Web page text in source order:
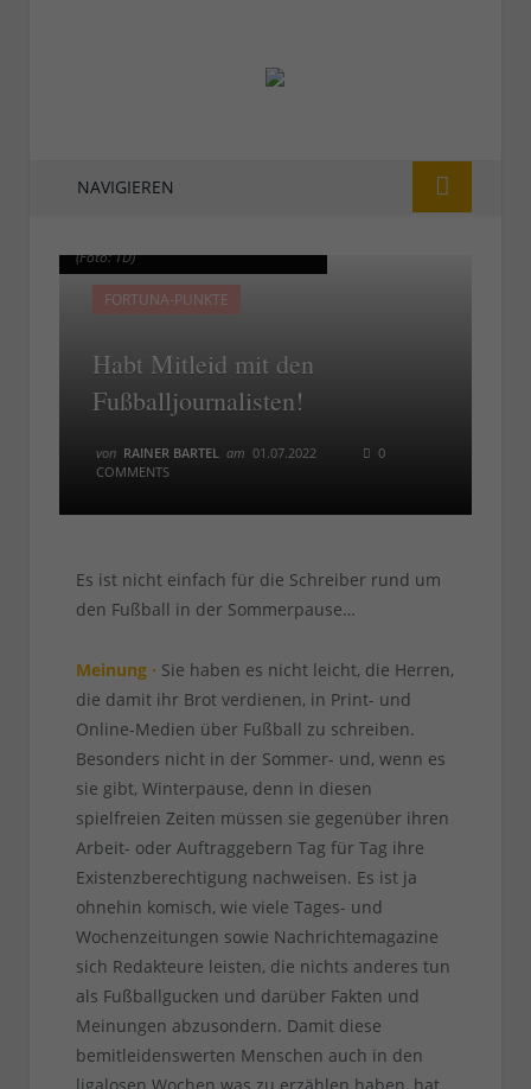
NAVIGIEREN
(Foto: TD)
FORTUNA-PUNKTE
Habt Mitleid mit den
Fußballjournalisten!
von RAINER BARTEL am 01.07.2022
0
COMMENTS
(Foto: TD)
Es ist nicht einfach für die Schreiber rund um
den Fußball in der Sommerpause…
Meinung · Sie haben es nicht leicht, die Herren,
die damit ihr Brot verdienen, in Print- und
Online-Medien über Fußball zu schreiben.
Besonders nicht in der Sommer- und, wenn es
sie gibt, Winterpause, denn in diesen
spielfreien Zeiten müssen sie gegenüber ihren
Arbeit- oder Auftraggebern Tag für Tag ihre
Existenzberechtigung nachweisen. Es ist ja
ohnehin komisch, wie viele Tages- und
Wochenzeitungen sowie Nachrichtemagazine
sich Redakteure leisten, die nichts anderes tun
als Fußballgucken und darüber Fakten und
Meinungen abzusondern. Damit diese
bemitleidenswerten Menschen auch in den